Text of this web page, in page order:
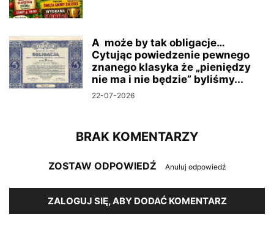
A może by tak obligacje…
Cytując powiedzenie pewnego
znanego klasyka że „pieniędzy
nie ma i nie będzie” byliśmy...
22-07-2026
BRAK KOMENTARZY
ZOSTAW ODPOWIEDŹ Anuluj odpowiedź
ZALOGUJ SIĘ, ABY DODAĆ KOMENTARZ